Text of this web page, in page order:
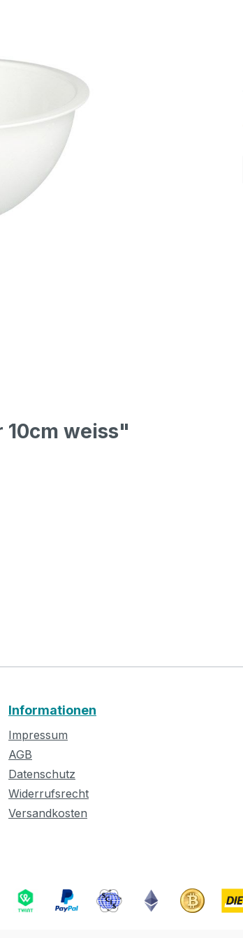
weiss"
Informationen
Impressum
AGB
Datenschutz
Widerrufsrecht
Versandkosten